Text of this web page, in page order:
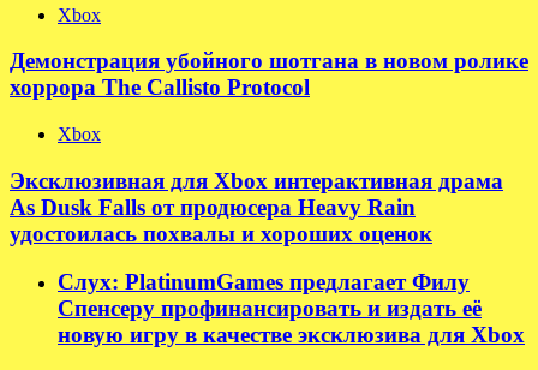
Xbox
Демонстрация убойного шотгана в новом ролике
хоррора The Callisto Protocol
Xbox
Эксклюзивная для Xbox интерактивная драма
As Dusk Falls от продюсера Heavy Rain
удостоилась похвалы и хороших оценок
Слух: PlatinumGames предлагает Филу
Спенсеру профинансировать и издать её
новую игру в качестве эксклюзива для Xbox